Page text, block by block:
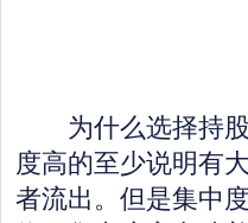
为什么选择持股
度高的至少说明有
者流出。但是集中